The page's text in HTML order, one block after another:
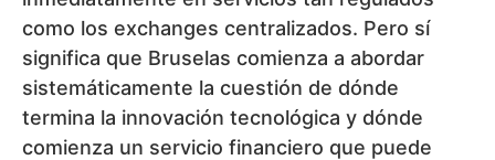
como los exchanges centralizados. Pero sí
significa que Bruselas comienza a abordar
sistemáticamente la cuestión de dónde
termina la innovación tecnológica y dónde
comienza un servicio financiero que puede